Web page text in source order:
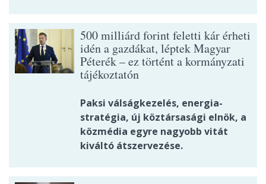
500 milliárd forint feletti kár érheti
idén a gazdákat, léptek Magyar
Péterék – ez történt a kormányzati
tájékoztatón
Paksi válságkezelés, energia-
stratégia, új köztársasági elnök, a
közmédia egyre nagyobb vitát
kiváltó átszervezése.